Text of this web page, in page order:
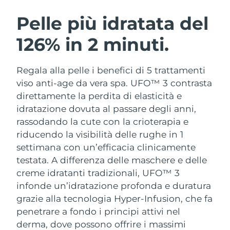
Pelle più idratata del
126% in 2 minuti.
Regala alla pelle i benefici di 5 trattamenti
viso anti-age da vera spa. UFO™ 3 contrasta
direttamente la perdita di elasticità e
idratazione dovuta al passare degli anni,
rassodando la cute con la crioterapia e
riducendo la visibilità delle rughe in 1
settimana con un’efficacia clinicamente
testata. A differenza delle maschere e delle
creme idratanti tradizionali, UFO™ 3
infonde un’idratazione profonda e duratura
grazie alla tecnologia Hyper-Infusion, che fa
penetrare a fondo i principi attivi nel
derma, dove possono offrire i massimi
LUNA™ 4 pacchetto
Anti-aging massage
LUNA™ 4 Plus
Massage, LED heating
LUNA™ 4 Men
For men, anti-aging massage
BEAR™ 2 pacchetto
Microcurrent toning
BEAR™ 2 go
Microcurrent toning on-the-go
BEAR™ 2 eyes & lips
Microcurrent line smoothing device
Idratazione
UFO™ 3 pacchetto
Deep facial hydration
UFO™ 3 LED
Near-infrared and red light therapy
device
Igiene orale
issa™ 4
Hybrid silicone sonic toothbrush
issa™ 4 plus
Smart hybrid silicone sonic toothbrush
TRATTAMENTI ANTI-AGE FAQ™
Anti-age Trattamenti LED
NEW
Austria Consegna stimata 09/08/2026
Bahrein Consegna stimata
Belgio
Bermuda Consegna stimata15/08/2026
Bosnia ed
Erzegovina
Consegna stimata 12/08/2026
Brunei Consegna stimata14/08/2026
Bulgaria Consegna stimata 09/08/2026
Canada Consegna stimata13/08/2026
Cile Consegna stimata 13/08/2026